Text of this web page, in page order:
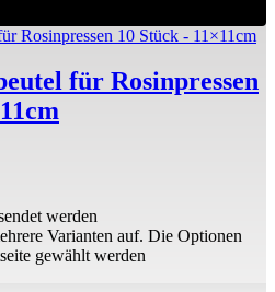
für Rosinpressen
werden
Varianten auf. Die Optionen
gewählt werden